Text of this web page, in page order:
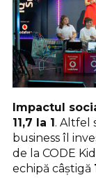
Impactul
11,7 la 1. Altfel
business îl
de la CODE
echipă câștigă